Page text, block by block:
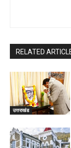
RELATED
उत्तराखंड